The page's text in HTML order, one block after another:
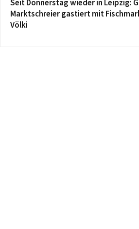
Seit Donnerstag wieder in Leipzig:
Marktschreier gastiert mit
Völki